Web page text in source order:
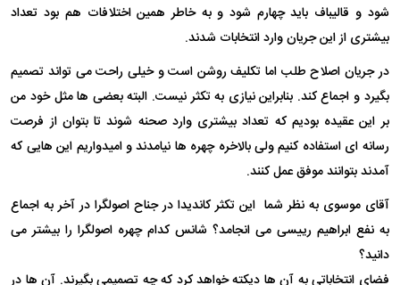
شود و قالیباف باید چهارم شود و به خاطر همین اختلافات هم بود تعداد
بیشتری از این جریان وارد انتخابات شدند.
در جریان اصلاح طلب اما تکلیف روشن است و خیلی راحت می تواند تصمیم
بگیرد و اجماع کند. بنابراین نیازی به تکثر نیست. البته بعضی ها مثل خود من
بر این عقیده بودیم که تعداد بیشتری وارد صحنه شوند تا بتوان از فرصت
رسانه ای استفاده کنیم ولی بالاخره چهره ها نیامدند و امیدواریم این هایی که
آمدند بتوانند موفق عمل کنند.
آقای موسوی به نظر شما این تکثر کاندیدا در جناح اصولگرا در آخر به اجماع
به نفع ابراهیم رییسی می انجامد؟ شانس کدام چهره اصولگرا را بیشتر می
دانید؟
فضای انتخاباتی به آن ها دیکته خواهد کرد که چه تصمیمی بگیرند. آن ها در